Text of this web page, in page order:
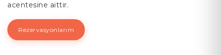
acentesine aittir.
Rezervasyonlarım